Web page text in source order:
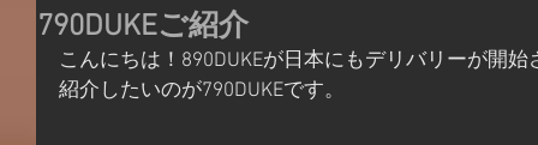
790DUKEご紹介
こんにちは！890DUKEが日本にもデリバリーが開
紹介したいのが790DUKEです。